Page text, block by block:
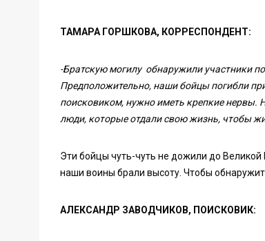
ТАМАРА ГОРШКОВА, КОРРЕСПОНДЕНТ:
-Братскую могилу обнаружили участники
Предположительно, наши бойцы погибли
поисковиком, нужно иметь крепкие нервы.
люди, которые отдали свою жизнь, чтобы
Эти бойцы чуть-чуть не дожили до
наши воины брали высоту. Чтобы
АЛЕКСАНДР ЗАВОДЧИКОВ, ПОИСКОВИК: